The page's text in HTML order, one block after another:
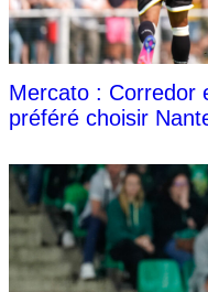
Mercato : Corredor
préféré choisir